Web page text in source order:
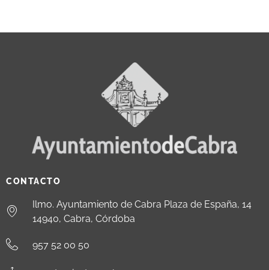
CONTACTO
Ilmo. Ayuntamiento de Cabra Plaza de España, 14
14940, Cabra, Córdoba
957 52 00 50